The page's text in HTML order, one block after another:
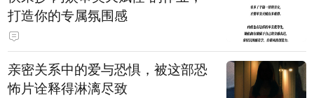
打造你的专属氛围感
亲密关系中的爱与恐惧，被这部恐
怖片诠释得淋漓尽致